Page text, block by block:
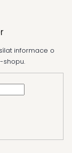
informace o
shopu.